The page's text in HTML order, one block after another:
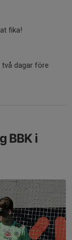
fika!
dagar före
BBK i